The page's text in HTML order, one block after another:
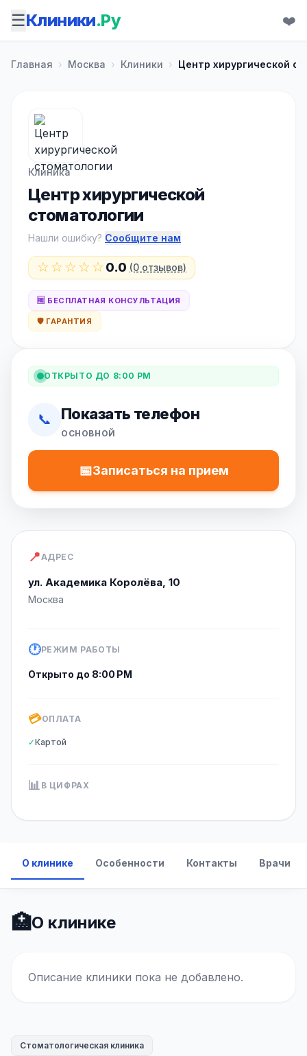
☰Клиники.Ру ❤️
Главная › Москва › Клиники › Центр хирургической
Клиника
Центр хирургической
стоматологии
Нашли ошибку? Сообщите нам
☆☆☆☆☆0.0 (0 отзывов)
🆓 БЕСПЛАТНАЯ КОНСУЛЬТАЦИЯ
🛡️ ГАРАНТИЯ
ОТКРЫТО ДО 8:00 PM
📞 Показать телефон
ОСНОВНОЙ
📅Записаться на прием
📍АДРЕС
ул. Академика Королёва, 10
Москва
🕐РЕЖИМ РАБОТЫ
Открыто до 8:00 PM
💳ОПЛАТА
✓Картой
📊 В ЦИФРАХ
О клинике Особенности Контакты Врачи
🏥О клинике
Описание клиники пока не добавлено.
Стоматологическая клиника